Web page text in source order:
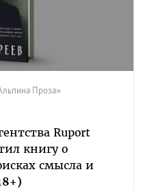
Проза»
Ruport
книгу о
смысла и